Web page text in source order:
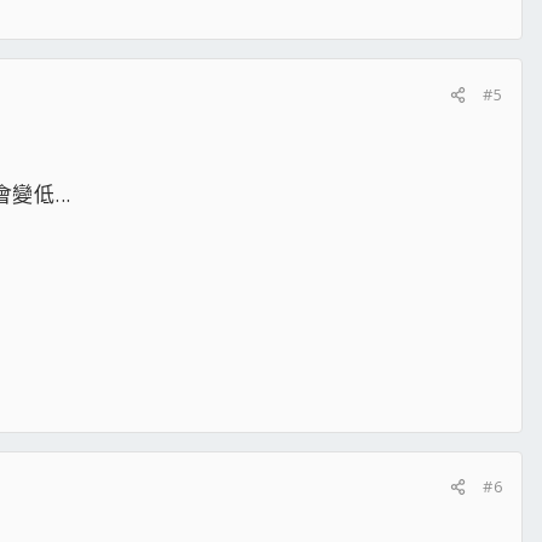
#5
變低...
#6